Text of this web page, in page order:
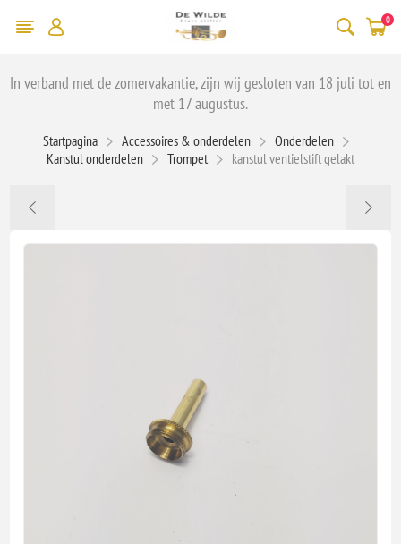
0
In verband met de zomervakantie, zijn wij gesloten van 18 juli tot en
met 17 augustus.
Startpagina Accessoires & onderdelen
Onderdelen
Kanstul onderdelen
Trompet kanstul ventielstift gelakt